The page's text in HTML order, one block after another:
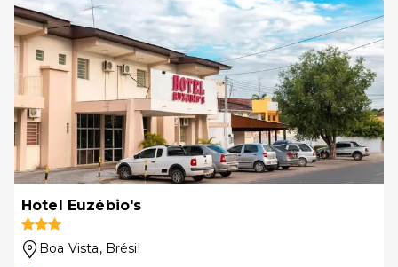
Hotel Euzébio's
Boa Vista, Brésil